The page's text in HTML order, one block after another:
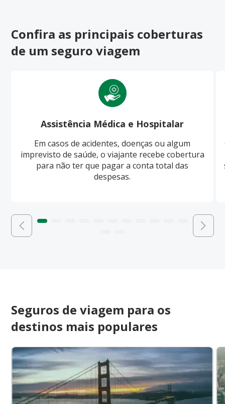
Confira as principais coberturas
de um seguro viagem
Assistência Médica e Hospitalar
Em casos de acidentes, doenças ou algum
imprevisto de saúde, o viajante recebe cobertura
para não ter que pagar a conta total das
despesas.
Seguros de viagem para os
destinos mais populares